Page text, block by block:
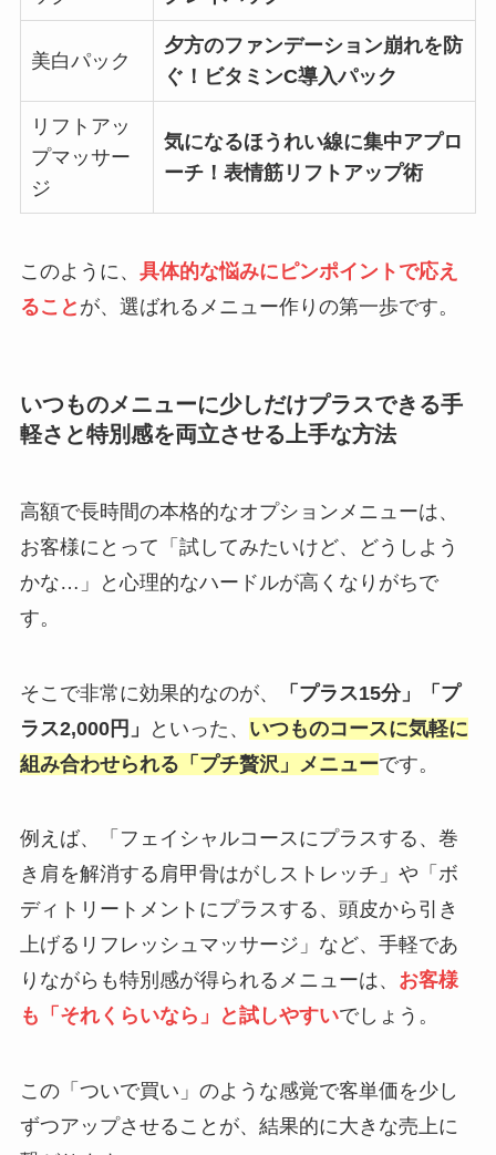
美白パック
夕方のファンデーション崩れを防
ぐ！ビタミンC導入パック
リフトアッ
プマッサー
ジ
気になるほうれい線に集中アプロ
ーチ！表情筋リフトアップ術
このように、 具体的な悩みにピンポイントで応え
ること が、選ばれるメニュー作りの第一歩です。
いつものメニューに少しだけプラスできる手
軽さと特別感を両立させる上手な方法
高額で長時間の本格的なオプションメニューは、
お客様にとって「試してみたいけど、どうしよう
かな…」と心理的なハードルが高くなりがちで
す。
そこで非常に効果的なのが、
「プラス15分」「プ
ラス2,000円」
といった、 いつものコースに気軽に
組み合わせられる「プチ贅沢」メニューです。
例えば、「フェイシャルコースにプラスする、巻
き肩を解消する肩甲骨はがしストレッチ」や「ボ
ディトリートメントにプラスする、頭皮から引き
上げるリフレッシュマッサージ」など、手軽であ
りながらも特別感が得られるメニューは、 お客様
も「それくらいなら」と試しやすいでしょう。
この「ついで買い」のような感覚で客単価を少し
ずつアップさせることが、結果的に大きな売上に